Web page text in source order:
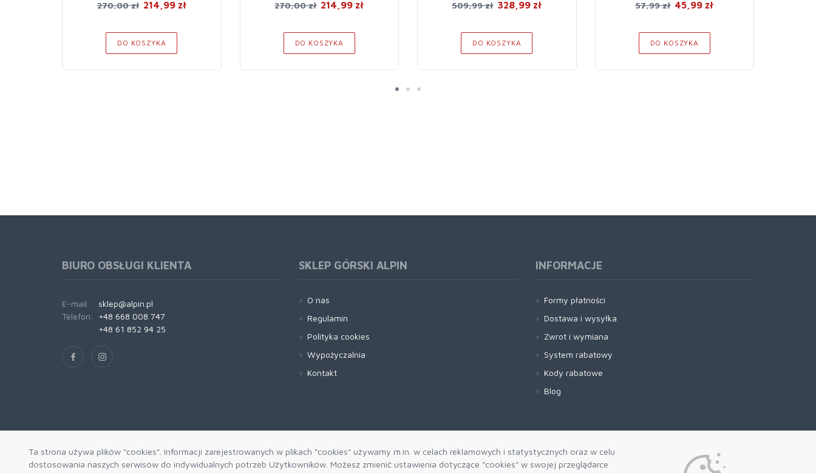
Ta strona używa plików "cookies". Informacji zarejestrowanych w plikach "cookies" używamy m.in. w celach reklamowych i statystycznych oraz w celu
dostosowania naszych serwisów do indywidualnych potrzeb Użytkowników. Możesz zmienić ustawienia dotyczące "cookies" w swojej przeglądarce
270,00 zł 214,99 zł
DO KOSZYKA
270,00 zł 214,99 zł
DO KOSZYKA
509,99 zł 328,99 zł
DO KOSZYKA
57,99 zł 45,99 zł
DO KOSZYKA
BIURO OBSŁUGI KLIENTA
E-mail:
sklep@alpin.pl
Telefon:
+48 668 008 747
+48 61 852 94 25
SKLEP GÓRSKI ALPIN
O nas
Regulamin
Polityka cookies
Wypożyczalnia
Kontakt
INFORMACJE
Formy płatności
Dostawa i wysyłka
Zwrot i wymiana
System rabatowy
Kody rabatowe
Blog